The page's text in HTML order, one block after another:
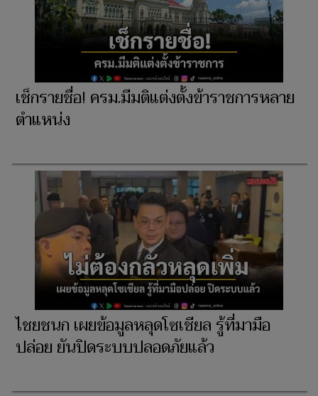
เช็กรายชื่อ! ครม.มีมติแต่งตั้งข้าราชการหลาย
ตำแหน่ง
ไชยชนก เผยข้อมูลหลุดโซเชียล รู้ที่มามือ
ปล่อย ยันปิดระบบปลอดภัยแล้ว